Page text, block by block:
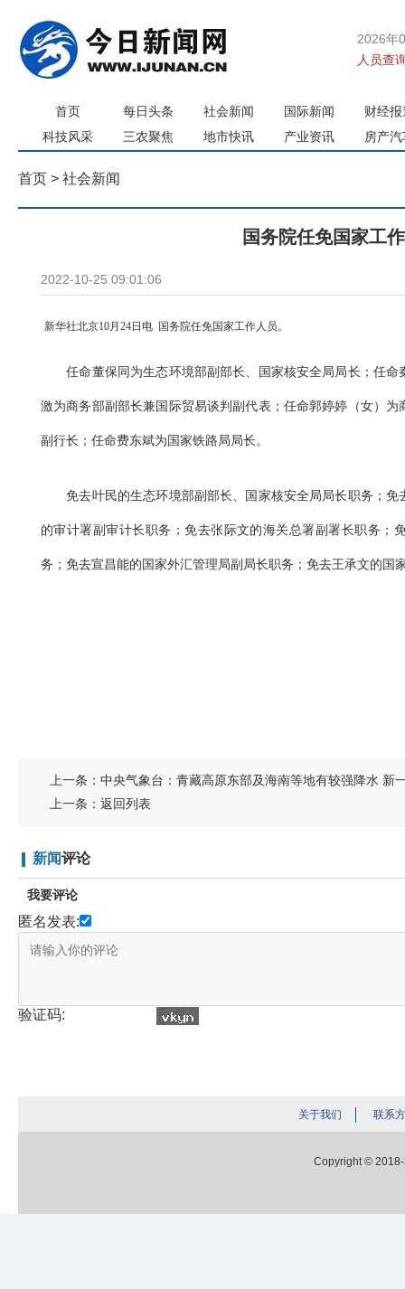
2026年
人员查
首页 每日头条 社会新闻 国际新闻
财经报
科技风采
三农聚焦 地市快讯 产业资讯 房产汽
首页 > 社会新闻
国务院任免国家工
2022-10-25 09:01:06
新华社北京10月24日电 国务院任免国家工作人员。
任命董保同为生态环境部副部长、国家核安全局局长；任命
激为商务部副部长兼国际贸易谈判副代表；任命郭婷婷（女）
副行长；任命费东斌为国家铁路局局长。
免去叶民的生态环境部副部长、国家核安全局局长职务；免
的审计署副审计长职务；免去张际文的海关总署副署长职务；
务；免去宣昌能的国家外汇管理局副局长职务；免去王承文的国
上一条： 中央气象台：青藏高原东部及海南等地有较强降水 新
上一条： 返回列表
新闻评论
我要评论
匿名发表:
验证码:
关于我们 联系
Copyright ©